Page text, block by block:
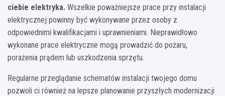
ciebie elektryka. Wszelkie poważniejsze prace przy instalacji
elektrycznej powinny być wykonywane przez osoby z
odpowiednimi kwalifikacjami i uprawnieniami. Nieprawidłowo
wykonane prace elektryczne mogą prowadzić do pożaru,
porażenia prądem lub uszkodzenia sprzętu.
Regularne przeglądanie schematów instalacji twojego domu
pozwoli ci również na lepsze planowanie przyszłych modernizacji